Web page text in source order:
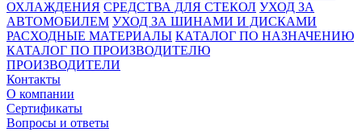
ОХЛАЖДЕНИЯ СРЕДСТВА ДЛЯ СТЕКОЛ УХОД ЗА
АВТОМОБИЛЕМ УХОД ЗА ШИНАМИ И ДИСКАМИ
РАСХОДНЫЕ МАТЕРИАЛЫ КАТАЛОГ ПО НАЗНАЧЕНИЮ
КАТАЛОГ ПО ПРОИЗВОДИТЕЛЮ
ПРОИЗВОДИТЕЛИ
Контакты
О компании
Сертификаты
Вопросы и ответы